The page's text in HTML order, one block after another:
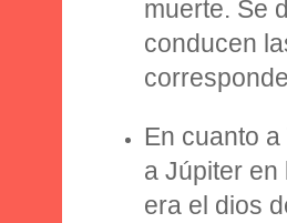
muerte. Se
conducen
En cuanto a
a Júpiter en
era el dios